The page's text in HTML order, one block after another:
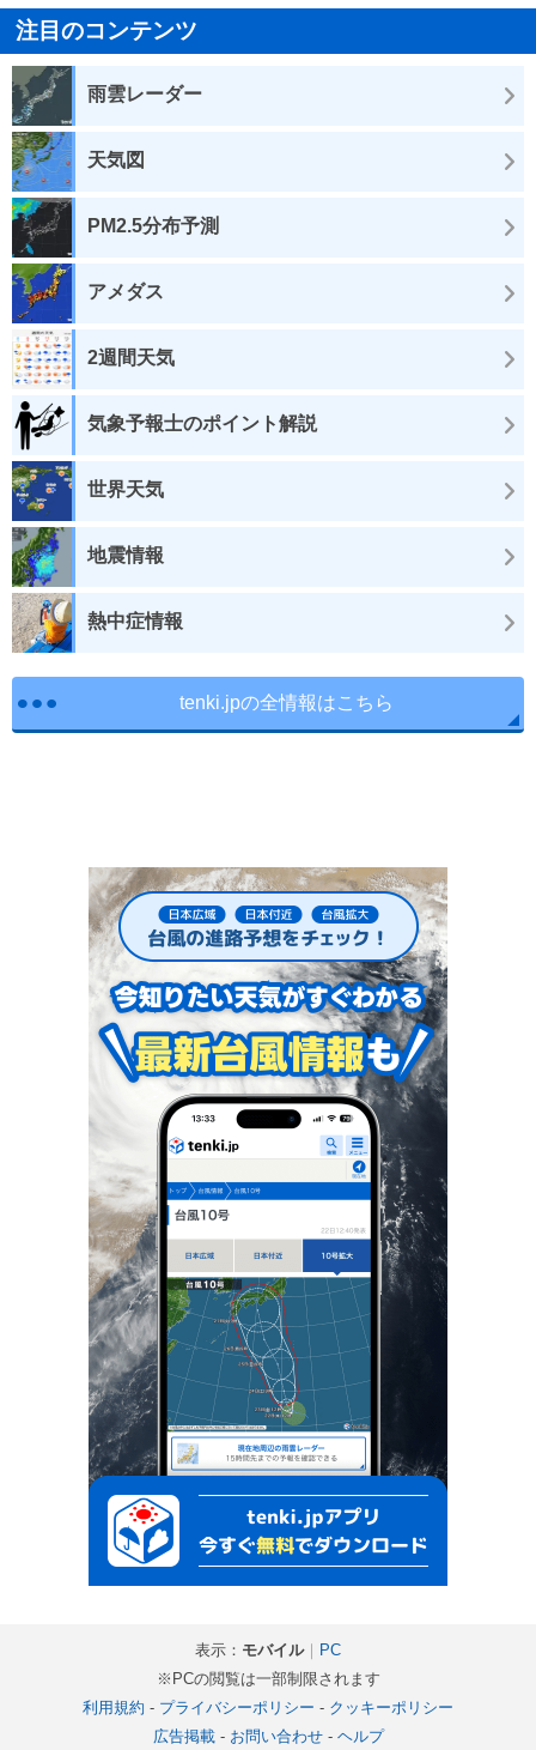
注目のコンテンツ
雨雲レーダー
天気図
PM2.5分布予測
アメダス
2週間天気
気象予報士のポイント解説
世界天気
地震情報
熱中症情報
tenki.jpの全情報はこちら
表示： モバイル｜ PC
※PCの閲覧は一部制限されます
利用規約 - プライバシーポリシー - クッキーポリシー
広告掲載- お問い合わせ- ヘルプ